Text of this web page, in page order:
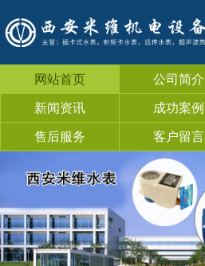
网站首页 公司简介
新闻资讯 成功案例
售后服务 客户留言